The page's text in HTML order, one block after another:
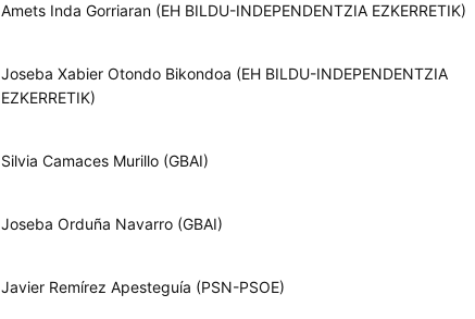
Amets Inda Gorriaran (EH BILDU-INDEPENDENTZIA EZKERRETIK)
Joseba Xabier Otondo Bikondoa (EH BILDU-INDEPENDENTZIA
EZKERRETIK)
Silvia Camaces Murillo (GBAI)
Joseba Orduña Navarro (GBAI)
Javier Remírez Apesteguía (PSN-PSOE)